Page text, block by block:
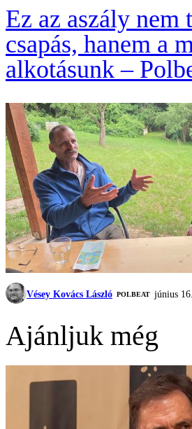
Ez az aszály nem
csapás, hanem a
alkotásunk –
Vésey Kovács László ‎POLBEAT június 16.
Ajánljuk még